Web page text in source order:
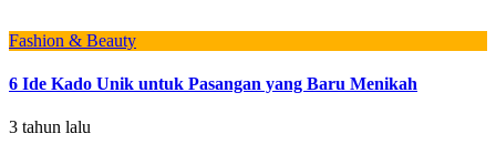
Fashion & Beauty
6 Ide Kado Unik untuk Pasangan yang Baru Menikah
3 tahun lalu